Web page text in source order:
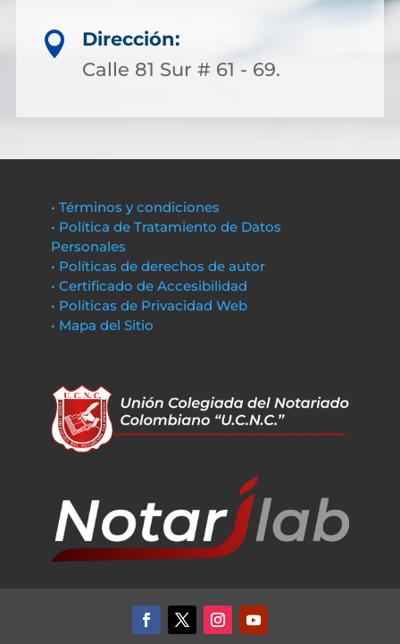

Dirección:
Calle 81 Sur # 61 - 69.
• Términos y condiciones
• Política de Tratamiento de Datos
Personales
• Políticas de derechos de autor
• Certificado de Accesibilidad
• Políticas de Privacidad Web
• Mapa del Sitio